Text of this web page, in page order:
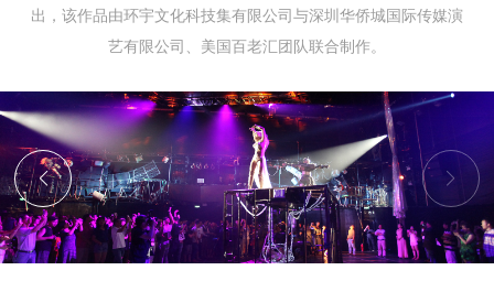
出，该作品由环宇文化科技集有限公司与深圳华侨城国际传媒演
艺有限公司、美国百老汇团队联合制作。